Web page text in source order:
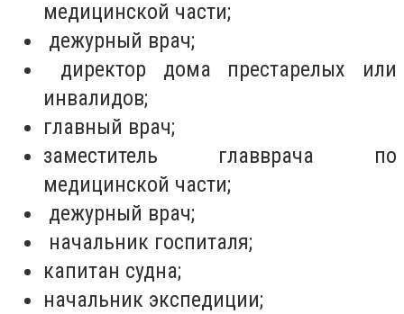
медицинской части;
дежурный врач;
директор дома престарелых или
инвалидов;
главный врач;
заместитель главврача по
медицинской части;
дежурный врач;
начальник госпиталя;
капитан судна;
начальник экспедиции;